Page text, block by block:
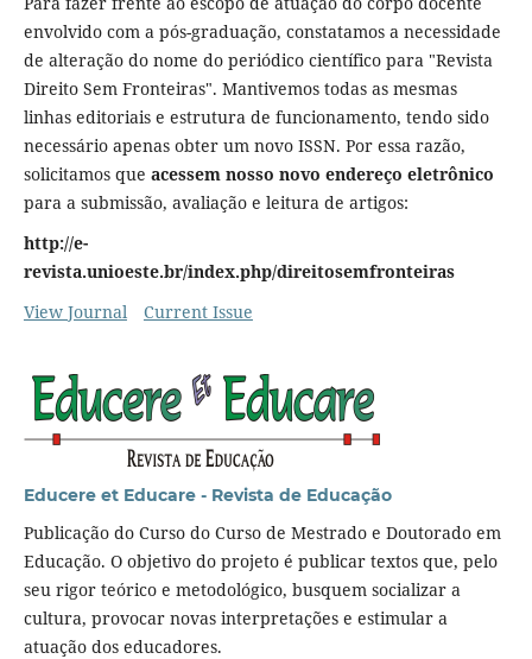
envolvido com a pós-graduação, constatamos a necessidade
de alteração do nome do periódico científico para "Revista
Direito Sem Fronteiras". Mantivemos todas as mesmas
linhas editoriais e estrutura de funcionamento, tendo sido
necessário apenas obter um novo ISSN. Por essa razão,
solicitamos que acessem nosso novo endereço eletrônico
para a submissão, avaliação e leitura de artigos:
http://e-
revista.unioeste.br/index.php/direitosemfronteiras
View Journal
Current Issue
Educere et Educare - Revista de Educação
Publicação do Curso do Curso de Mestrado e Doutorado em
Educação. O objetivo do projeto é publicar textos que, pelo
seu rigor teórico e metodológico, busquem socializar a
cultura, provocar novas interpretações e estimular a
atuação dos educadores.